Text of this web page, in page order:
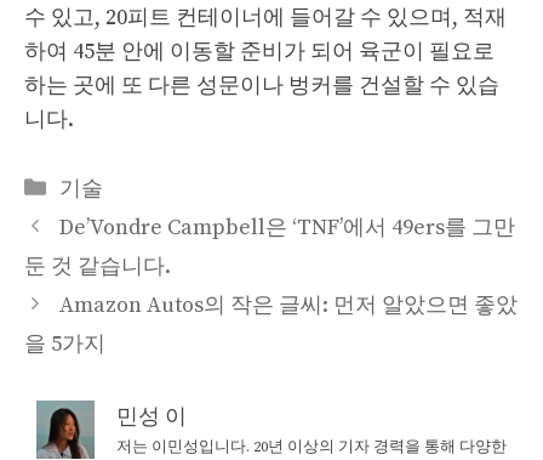
수 있고, 20피트 컨테이너에 들어갈 수 있으며, 적재
하여 45분 안에 이동할 준비가 되어 육군이 필요로
하는 곳에 또 다른 성문이나 벙커를 건설할 수 있습
니다.
Categories
기술
De’Vondre Campbell은 ‘TNF’에서 49ers를 그만
둔 것 같습니다.
Amazon Autos의 작은 글씨: 먼저 알았으면 좋았
을 5가지
민성 이
저는 이민성입니다. 20년 이상의 기자 경력을 통해 다양한